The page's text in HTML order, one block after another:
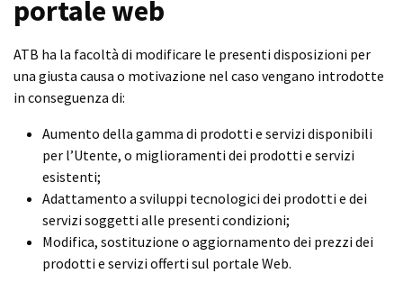
portale web
ATB ha la facoltà di modificare le presenti disposizioni per
una giusta causa o motivazione nel caso vengano introdotte
in conseguenza di:
Aumento della gamma di prodotti e servizi disponibili
per l’Utente, o miglioramenti dei prodotti e servizi
esistenti;
Adattamento a sviluppi tecnologici dei prodotti e dei
servizi soggetti alle presenti condizioni;
Modifica, sostituzione o aggiornamento dei prezzi dei
prodotti e servizi offerti sul portale Web.